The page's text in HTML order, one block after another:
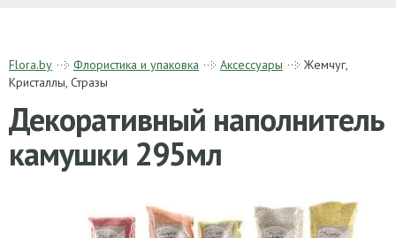
Flora.by Флористика и упаковка Аксессуары
Жемчуг,
Кристаллы, Стразы
Декоративный наполнитель
камушки 295мл